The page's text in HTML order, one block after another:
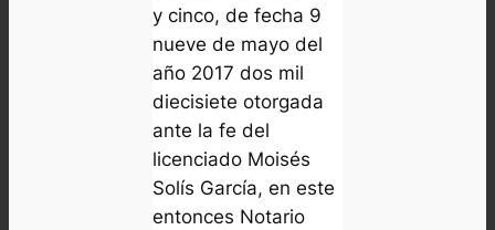
y cinco, de fecha 9
nueve de mayo del
año 2017 dos mil
diecisiete otorgada
ante la fe del
licenciado Moisés
Solís García, en este
entonces Notario